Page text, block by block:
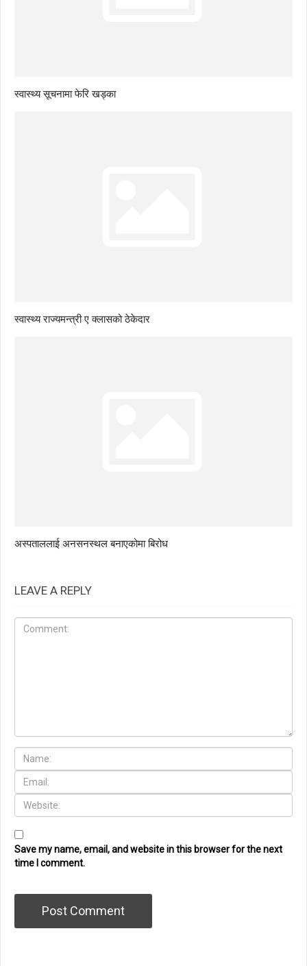
स्वास्थ्य सूचनामा फेरि खड्का
स्वास्थ्य राज्यमन्त्री ए क्लासको ठेकेदार
अस्पताललाई अनसनस्थल बनाएकोमा बिरोध
LEAVE A REPLY
Save my name, email, and website in this browser for the next
time I comment.